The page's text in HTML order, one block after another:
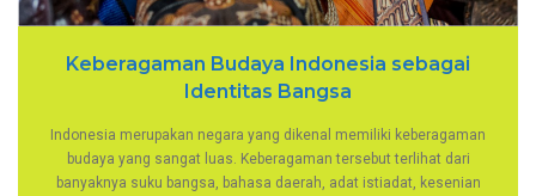
Keberagaman Budaya Indonesia sebagai
Identitas Bangsa
Indonesia merupakan negara yang dikenal memiliki keberagaman
budaya yang sangat luas. Keberagaman tersebut terlihat dari
banyaknya suku bangsa, bahasa daerah, adat istiadat, kesenian